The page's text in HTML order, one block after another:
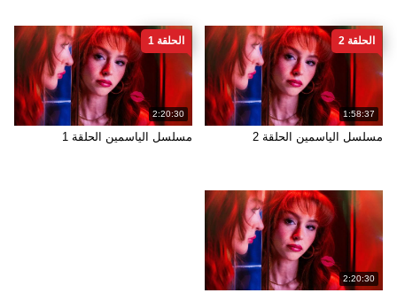
1:58:37
الحلقة 2
مسلسل الياسمين الحلقة 2
2:20:30
الحلقة 1
مسلسل الياسمين الحلقة 1
2:20:30